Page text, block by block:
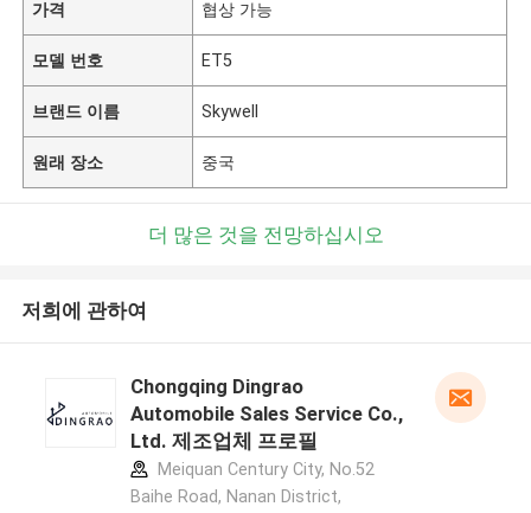
가격 협상 가능
모델 번호 ET5
브랜드 이름 Skywell
원래 장소 중국
더 많은 것을 전망하십시오
저희에 관하여
Chongqing Dingrao
Automobile Sales Service Co.,
Ltd. 제조업체 프로필
Meiquan Century City, No.52
Baihe Road, Nanan District,